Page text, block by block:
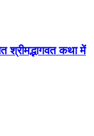
श्रीमद्भागवत कथा में